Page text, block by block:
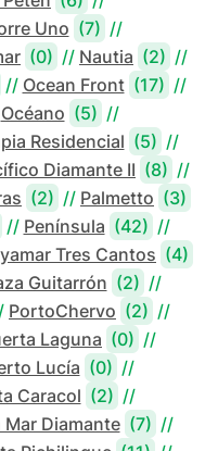
Uno (7) //
(0) // Nautia (2) //
// Ocean Front (17) //
Océano (5) //
Residencial (5) //
Diamante II (8) //
(2) // Palmetto (3)
// Península (42) //
Tres Cantos (4)
Guitarrón (2) //
PortoChervo (2) //
Laguna (0) //
Lucía (0) //
Caracol (2) //
Mar Diamante (7) //